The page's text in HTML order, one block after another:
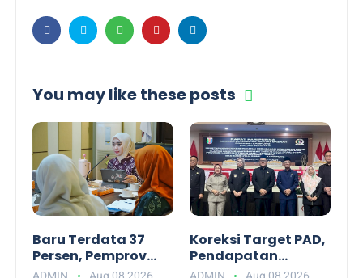
You may like these posts
Baru Terdata 37
Persen, Pemprov
Lampung Dorong
Koreksi Target PAD,
Pendapatan
Daerah Lampung